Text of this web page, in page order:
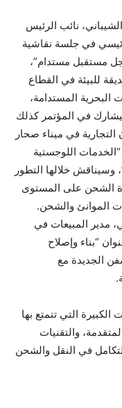
نائب الرئيس
في جلسة نقاشية
مستقبل مستدام”،
للبيئة في القطاع
المستدامة،
في المؤتمر كذلك
في ميناء صحار
اللوجستية
وسيناقش خلالها التطور
الشحن على المستوى
الموانئ والشحن.
مدير المبيعات في
“بناء وإصلاح
الجديدة مع
التي تتمتع بها
والتقنيات
في النقل والشحن